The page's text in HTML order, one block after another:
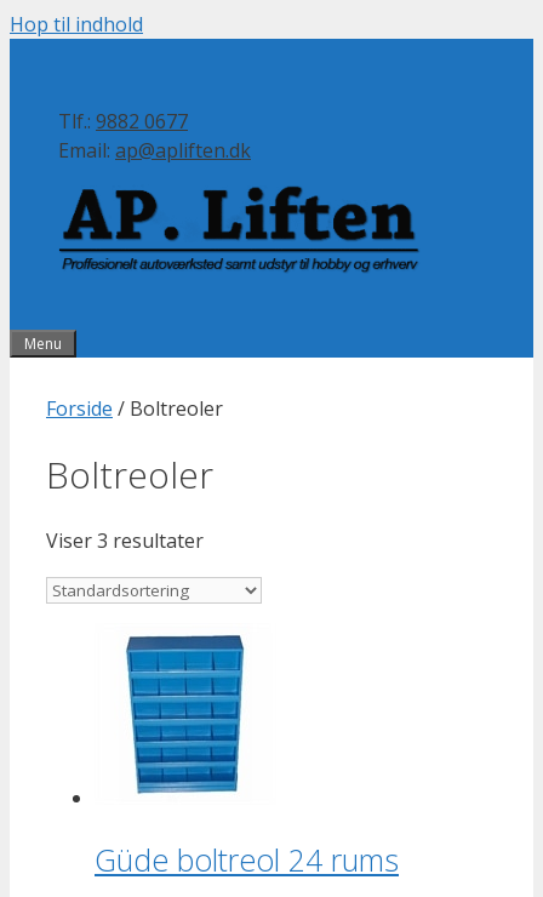
Hop til indhold
Tlf.: 9882 0677
Email: ap@apliften.dk
Menu
Forside / Boltreoler
Boltreoler
Viser 3 resultater
Güde boltreol 24 rums